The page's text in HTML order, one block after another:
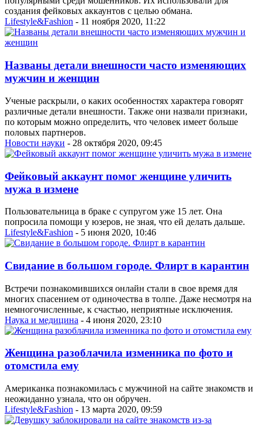
создания фейковых аккаунтов с целью обмана.
Lifestyle&Fashion - 11 ноября 2020, 11:22
Названы детали внешности часто изменяющих
мужчин и женщин
Ученые раскрыли, о каких особенностях характера говорят
различные детали внешности. Также они назвали признаки,
по которым можно определить, что человек имеет больше
половых партнеров.
Новости науки - 28 октября 2020, 09:45
Фейковый аккаунт помог женщине уличить
мужа в измене
Пользовательница в браке с супругом уже 15 лет. Она
попросила помощи у юзеров, не зная, что ей делать дальше.
Lifestyle&Fashion - 5 июня 2020, 10:46
Свидание в большом городе. Флирт в карантин
Встречи познакомившихся онлайн стали в свое время для
многих спасением от одиночества в толпе. Даже несмотря на
немногочисленные, к счастью, неприятные исключения.
Наука и медицина - 4 июня 2020, 23:10
Женщина разоблачила изменника по фото и
отомстила ему
Американка познакомилась с мужчиной на сайте знакомств и
неожиданно узнала, что он обручен.
Lifestyle&Fashion - 13 марта 2020, 09:59